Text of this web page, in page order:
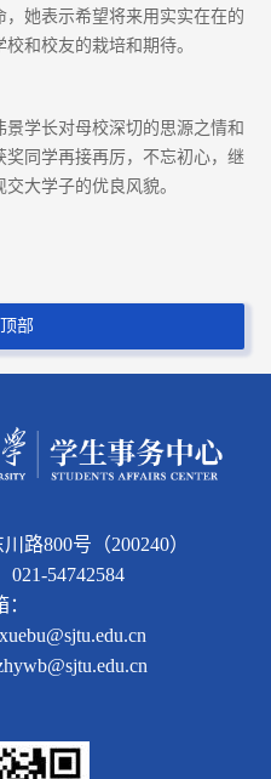
她表示希望将来用实实在在的
和校友的栽培和期待。
学长对母校深切的思源之情和
同学再接再厉，不忘初心，继
大学子的优良风貌。
部
路800号（200240）
021-54742584